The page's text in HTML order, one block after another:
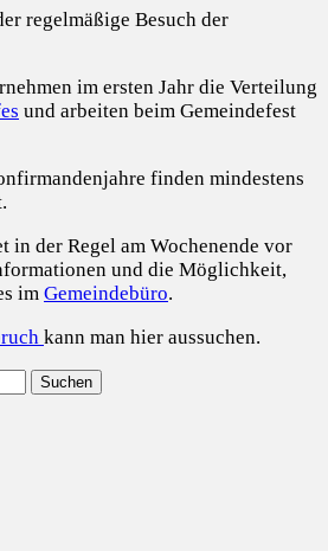
regelmäßige Besuch der
im ersten Jahr die Verteilung
und arbeiten beim Gemeindefest
finden mindestens
der Regel am Wochenende vor
und die Möglichkeit,
im Gemeindebüro.
kann man hier aussuchen.